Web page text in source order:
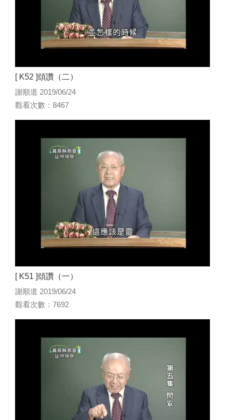
[ K52 ]頌讚（二）
謝順道 2019/06/24
觀看次數：8467
[ K51 ]頌讚（一）
謝順道 2019/06/24
觀看次數：7692